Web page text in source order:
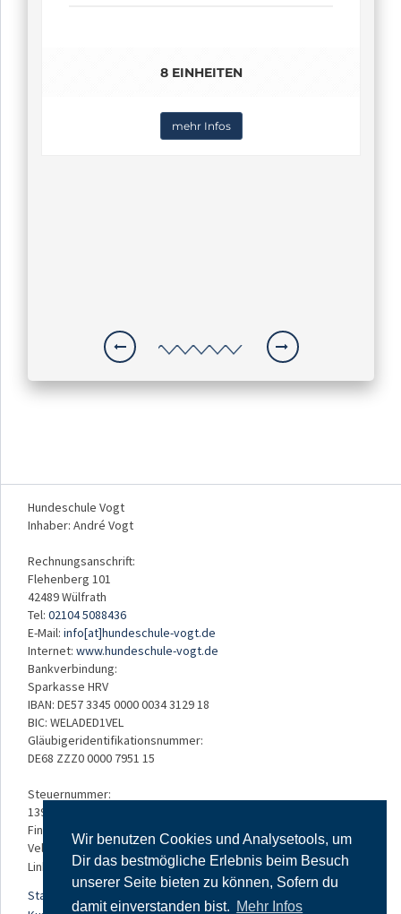
Wir benutzen Cookies und Analysetools, um
Dir das bestmögliche Erlebnis beim Besuch
unserer Seite bieten zu können, Sofern du
damit einverstanden bist. Mehr Infos
8 EINHEITEN
mehr Infos
Hundeschule Vogt
Inhaber: André Vogt
Rechnungsanschrift:
Flehenberg 101
42489 Wülfrath
Tel: 02104 5088436
E-Mail: info[at]hundeschule-vogt.de
Internet: www.hundeschule-vogt.de
Bankverbindung:
Sparkasse HRV
IBAN: DE57 3345 0000 0034 3129 18
BIC: WELADED1VEL
Gläubigeridentifikationsnummer:
DE68 ZZZ0 0000 7951 15
Steuernummer:
139/5234/3050
Finanzamt:
Velbert
Links:
Startseite